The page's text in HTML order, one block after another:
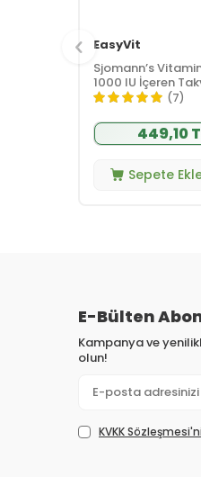
EasyVit
Sjomann’s
1000 IU İçeren
Edici Gıda 30 Adet
(7)
449,10
Sepete
E-Bülten
Kampanya ve
olun!
KVKK Sözleşmesi'ni